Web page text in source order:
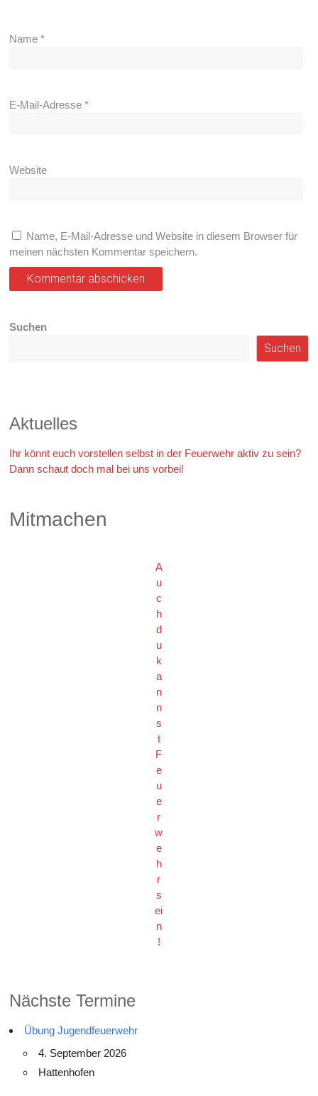
Name*
E-Mail-Adresse*
Website
Name, E-Mail-Adresse und Website in diesem Browser für
meinen nächsten Kommentar speichern.
Suchen
Suchen
Aktuelles
Ihr könnt euch vorstellen selbst in der Feuerwehr aktiv zu sein?
Dann schaut doch mal bei uns vorbei!
Mitmachen
A
u
c
h
d
u
k
a
n
n
s
t
F
e
u
e
r
w
e
h
r
s
ei
n
!
Nächste Termine
Übung Jugendfeuerwehr
4. September 2026
Hattenhofen